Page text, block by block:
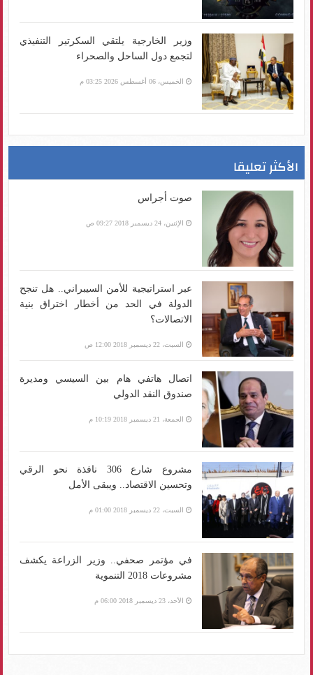
وزير الخارجية يلتقي السكرتير التنفيذي
لتجمع دول الساحل والصحراء
الخميس، 06 أغسطس 2026 03:25 م
الأكثر تعليقا
صوت أجراس
الإثنين، 24 ديسمبر 2018 09:27 ص
عبر استراتيجية للأمن السيبراني.. هل تنجح
الدولة في الحد من أخطار اختراق بنية
الاتصالات؟
السبت، 22 ديسمبر 2018 12:00 ص
اتصال هاتفي هام بين السيسي ومديرة
صندوق النقد الدولي
الجمعة، 21 ديسمبر 2018 10:19 م
مشروع شارع 306 نافذة نحو الرقي
وتحسين الاقتصاد.. ويبقى الأمل
السبت، 22 ديسمبر 2018 01:00 م
في مؤتمر صحفي.. وزير الزراعة يكشف
مشروعات 2018 التنموية
الأحد، 23 ديسمبر 2018 06:00 م